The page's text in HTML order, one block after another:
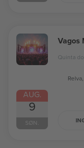
AUG.
9
SØN.
Vagos
Quinta